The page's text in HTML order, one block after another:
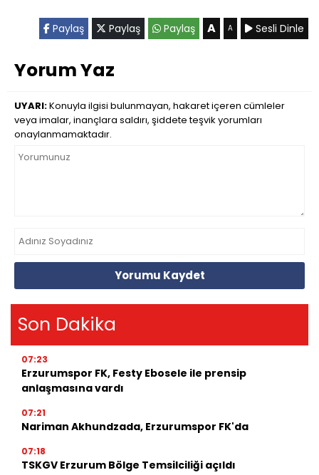
Paylaş Paylaş Paylaş A A Sesli Dinle
Yorum Yaz
UYARI:Konuyla ilgisi bulunmayan, hakaret içeren cümleler
veya imalar, inançlara saldırı, şiddete teşvik yorumları
onaylanmamaktadır.
Yorumu Kaydet
Son Dakika
07:23
Erzurumspor FK, Festy Ebosele ile prensip
anlaşmasına vardı
07:21
Nariman Akhundzada, Erzurumspor FK'da
07:18
TSKGV Erzurum Bölge Temsilciliği açıldı